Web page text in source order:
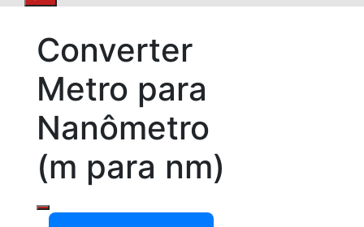
Converter
Metro para
Nanômetro
(m para nm)